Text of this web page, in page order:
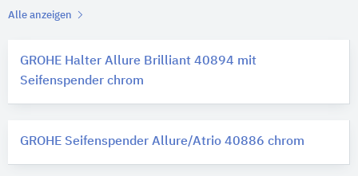
Alle anzeigen
GROHE Halter Allure Brilliant 40894 mit
Seifenspender chrom
GROHE Seifenspender Allure/Atrio 40886 chrom